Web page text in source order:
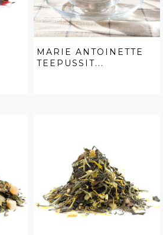
MARIE ANTOINETTE
TEEPUSSIT...